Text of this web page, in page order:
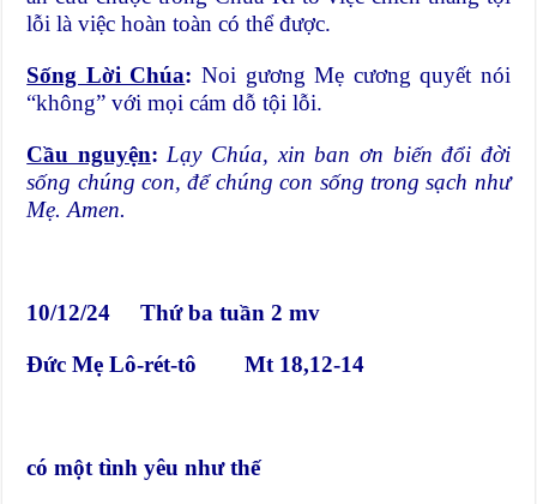
lỗi là việc hoàn toàn có thể được.
Sống Lời Chúa: Noi gương Mẹ cương quyết nói
“không” với mọi cám dỗ tội lỗi.
Cầu nguyện: Lạy Chúa, xin ban ơn biến đổi đời
sống chúng con, để chúng con sống trong sạch như
Mẹ. Amen.
10/12/24 Thứ ba tuần 2 mv
Đức Mẹ Lô-rét-tô Mt 18,12-14
có một tình yêu như thế